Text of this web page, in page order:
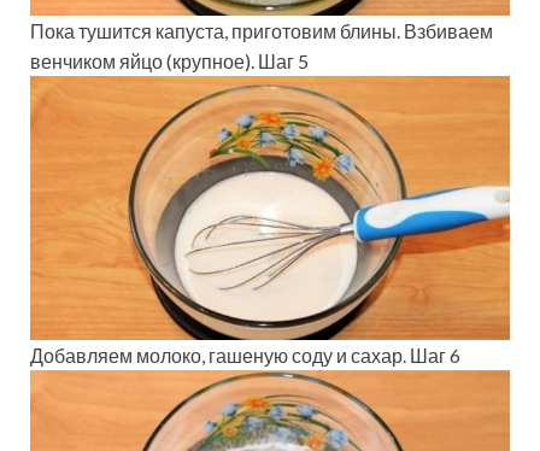
Пока тушится капуста, приготовим блины. Взбиваем
венчиком яйцо (крупное). Шаг 5
Добавляем молоко, гашеную соду и сахар. Шаг 6